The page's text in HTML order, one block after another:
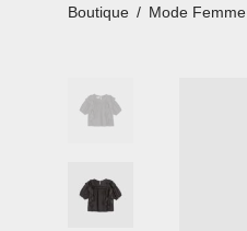
Boutique / Mode Femme